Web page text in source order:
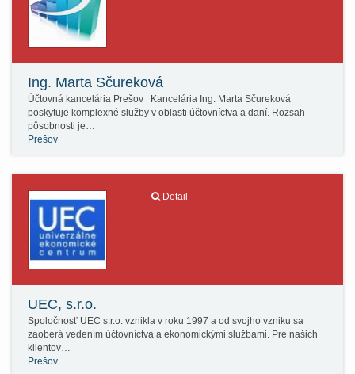
Ing. Marta Sčureková
Účtovná kancelária Prešov Kancelária Ing. Marta Sčureková
poskytuje komplexné služby v oblasti účtovníctva a daní. Rozsah
pôsobnosti je…
Prešov
Detail
UEC, s.r.o.
Spoločnosť UEC s.r.o. vznikla v roku 1997 a od svojho vzniku sa
zaoberá vedením účtovníctva a ekonomickými službami. Pre našich
klientov…
Prešov